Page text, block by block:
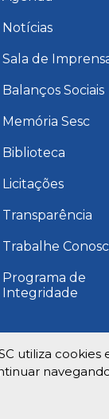
Notícias
Sala de
Balanços Sociais
Memória Sesc
Biblioteca
Licitações
Transparência
Trabalhe
Programa de
Integridade
utiliza